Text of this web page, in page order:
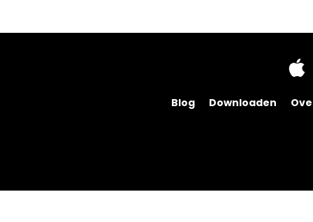
Blog Downloaden